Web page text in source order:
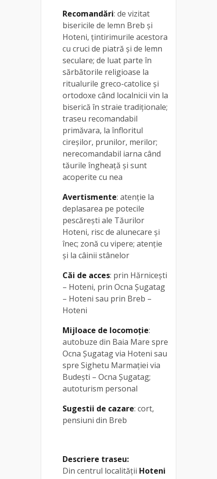
Recomandări: de vizitat
bisericile de lemn Breb și
Hoteni, țintirimurile acestora
cu cruci de piatră și de lemn
seculare; de luat parte în
sărbătorile religioase la
ritualurile greco-catolice și
ortodoxe când localnicii vin la
biserică în straie tradiționale;
traseu recomandabil
primăvara, la înfloritul
cireșilor, prunilor, merilor;
nerecomandabil iarna când
tăurile îngheață și sunt
acoperite cu nea
Avertismente: atenție la
deplasarea pe potecile
pescărești ale Tăurilor
Hoteni, risc de alunecare și
înec; zonă cu vipere; atenție
și la câinii stânelor
Căi de acces: prin Hărnicești
– Hoteni, prin Ocna Șugatag
– Hoteni sau prin Breb –
Hoteni
Mijloace de locomoție:
autobuze din Baia Mare spre
Ocna Șugatag via Hoteni sau
spre Sighetu Marmației via
Budești – Ocna Șugatag;
autoturism personal
Sugestii de cazare: cort,
pensiuni din Breb
Descriere traseu:
Din centrul localității Hoteni